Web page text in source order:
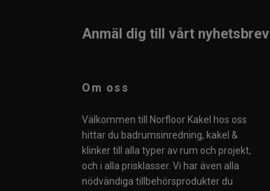
Anmäl dig till vårt nyhetsbrev
Om oss
Välkommen till Norfloor Kakel hos oss
hittar du badrumsinredning, kakel &
klinker till alla typer av rum och projekt,
och i alla prisklasser. Vi har även alla
nödvändiga tillbehörsprodukter du